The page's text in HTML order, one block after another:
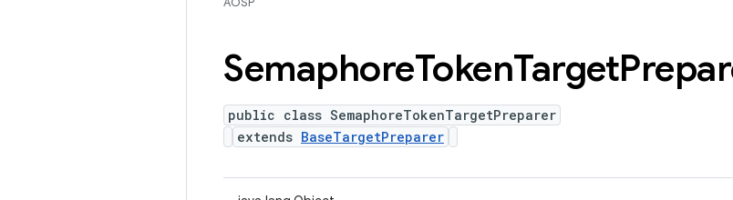
SemaphoreTokenTarget
public class SemaphoreTokenTargetPreparer
extends BaseTargetPreparer